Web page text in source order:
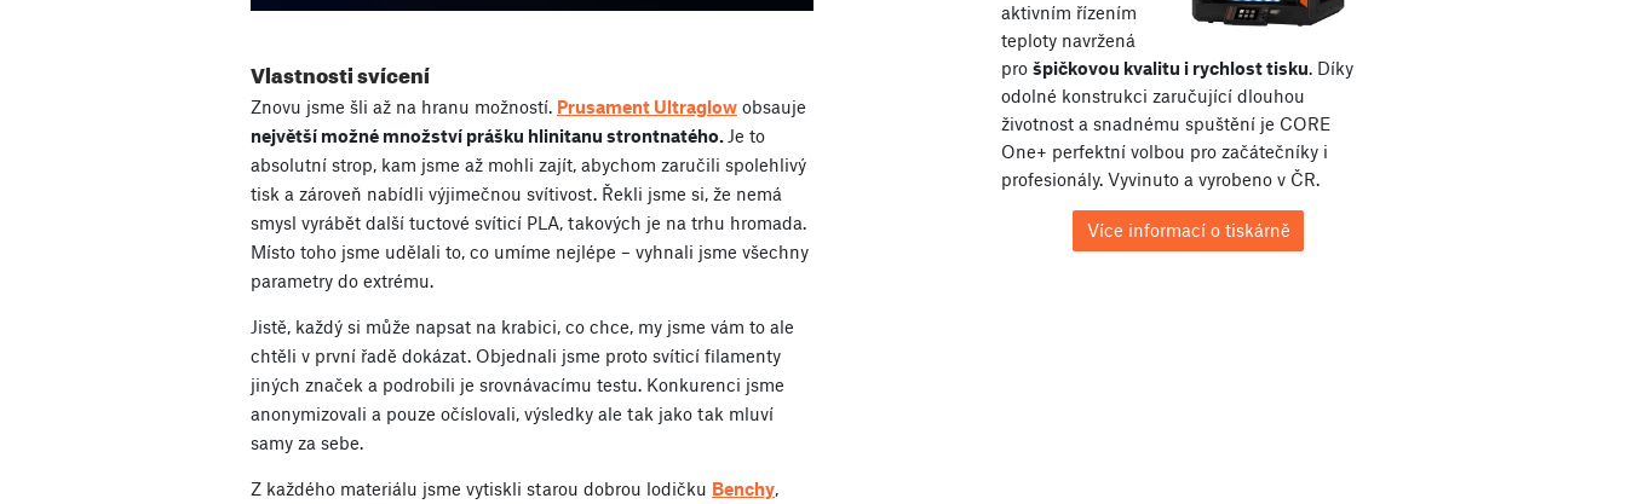
Vlastnosti svícení
Znovu jsme šli až na hranu možností. Prusament Ultraglow obsauje
největší možné množství prášku hlinitanu strontnatého.
Je to
absolutní strop, kam jsme až mohli zajít, abychom zaručili spolehlivý
tisk a zároveň nabídli výjimečnou svítivost. Řekli jsme si, že nemá
smysl vyrábět další tuctové svíticí PLA, takových je na trhu hromada.
Místo toho jsme udělali to, co umíme nejlépe – vyhnali jsme všechny
parametry do extrému.
Jistě, každý si může napsat na krabici, co chce, my jsme vám to ale
chtěli v první řadě dokázat. Objednali jsme proto svíticí filamenty
jiných značek a podrobili je srovnávacímu testu. Konkurenci jsme
anonymizovali a pouze očíslovali, výsledky ale tak jako tak mluví
samy za sebe.
Z každého materiálu jsme vytiskli starou dobrou lodičku Benchy
aktivním řízením
teploty navržená
pro špičkovou kvalitu i rychlost tisku. Díky
odolné konstrukci zaručující dlouhou
životnost a snadnému spuštění je CORE
One+ perfektní volbou pro začátečníky i
profesionály. Vyvinuto a vyrobeno v ČR.
Více informací o tiskárně